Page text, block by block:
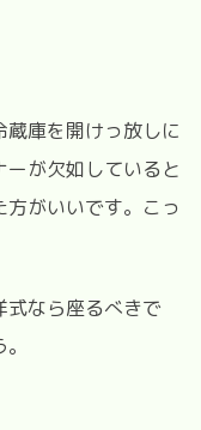
庫を開けっ放しに
が欠如していると
がいいです。こっ
式なら座るべきで